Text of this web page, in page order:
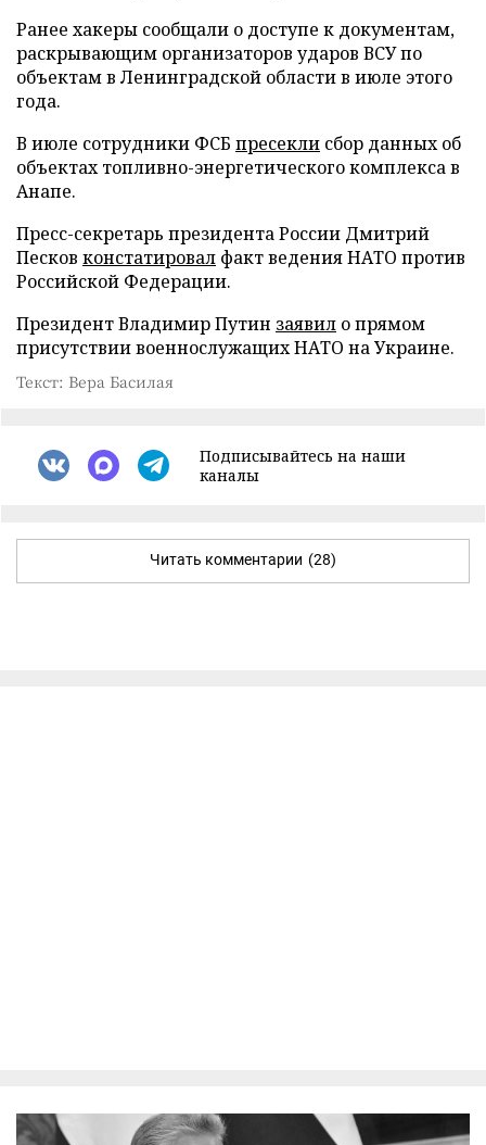
Ранее хакеры сообщали о доступе к документам,
раскрывающим организаторов ударов ВСУ по
объектам в Ленинградской области в июле этого
года.
В июле сотрудники ФСБ пресекли сбор данных об
объектах топливно-энергетического комплекса в
Анапе.
Пресс-секретарь президента России Дмитрий
Песков констатировал факт ведения НАТО против
Российской Федерации.
Президент Владимир Путин заявил о прямом
присутствии военнослужащих НАТО на Украине.
Текст: Вера Басилая
Подписывайтесь на наши
каналы
Читать комментарии (28)